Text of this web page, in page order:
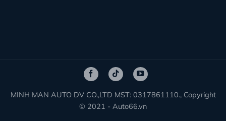
MINH MAN AUTO DV CO.,LTD MST: 0317861110., Copyright
© 2021 - Auto66.vn